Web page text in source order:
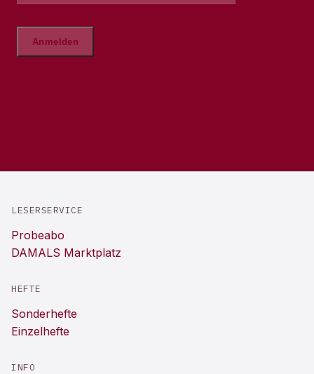
LESERSERVICE
Probeabo
DAMALS Marktplatz
HEFTE
Sonderhefte
Einzelhefte
INFO